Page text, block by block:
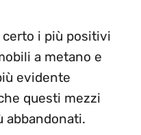
i più positivi
a metano e
evidente
questi mezzi
abbandonati.